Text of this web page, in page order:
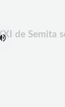
de Semita